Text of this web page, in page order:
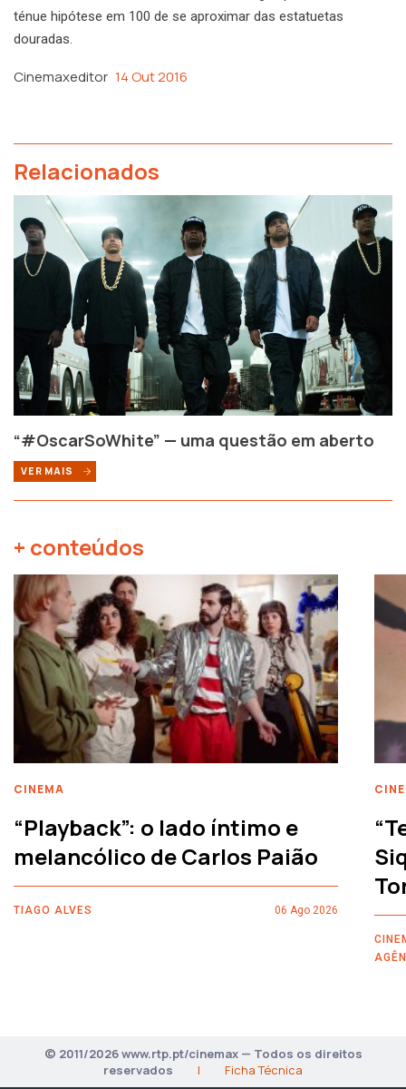
ténue hipótese em 100 de se aproximar das estatuetas
douradas.
Cinemaxeditor 14 Out 2016
Relacionados
“#OscarSoWhite” — uma questão em aberto
VER MAIS
+ conteúdos
CINEMA
“Playback”: o lado íntimo e
melancólico de Carlos Paião
TIAGO ALVES 06 Ago 2026
© 2011/2026 www.rtp.pt/cinemax — Todos os direitos
reservados
| Ficha Técnica